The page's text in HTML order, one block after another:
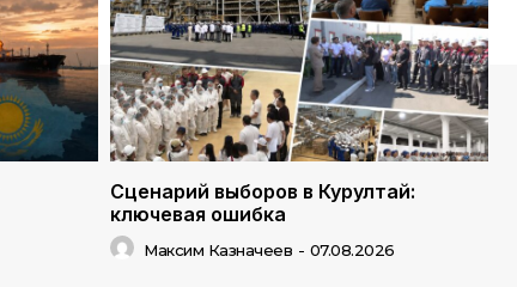
Сценарий выборов в Курултай:
ключевая ошибка
Максим Казначеев - 07.08.2026